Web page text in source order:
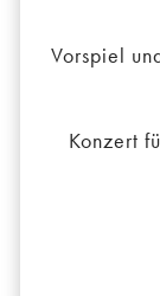
Vorspiel
Konzert